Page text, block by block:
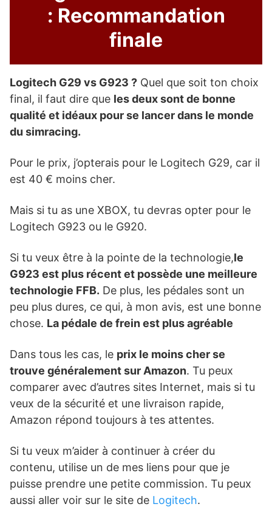
: Recommandation
finale
Logitech G29 vs G923 ? Quel que soit ton choix
final, il faut dire que les deux sont de bonne
qualité et idéaux pour se lancer dans le monde
du simracing.
Pour le prix, j’opterais pour le Logitech G29, car il
est 40 € moins cher.
Mais si tu as une XBOX, tu devras opter pour le
Logitech G923 ou le G920.
Si tu veux être à la pointe de la technologie,le
G923 est plus récent et possède une meilleure
technologie FFB. De plus, les pédales sont un
peu plus dures, ce qui, à mon avis, est une bonne
chose. La pédale de frein est plus agréable
Dans tous les cas, le prix le moins cher se
trouve généralement sur Amazon. Tu peux
comparer avec d’autres sites Internet, mais si tu
veux de la sécurité et une livraison rapide,
Amazon répond toujours à tes attentes.
Si tu veux m’aider à continuer à créer du
contenu, utilise un de mes liens pour que je
puisse prendre une petite commission. Tu peux
aussi aller voir sur le site de Logitech.